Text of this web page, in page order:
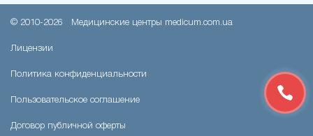
© 2010-2026 Медицинские центры medicum.com.ua
Лицензии
Политика конфиденциальности
Пользовательское соглашение
Договор публичной оферты